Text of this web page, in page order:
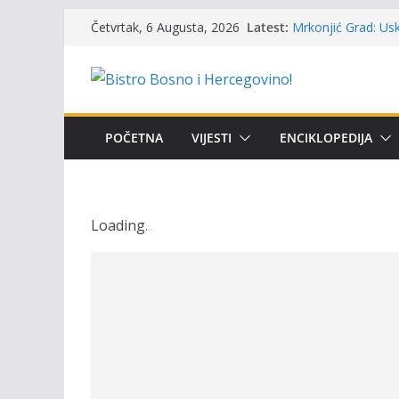
content
Četvrtak, 6 Augusta, 2026 Latest: Mrkonjić Grad:
osvojili prelazni
Masovni pomor
POČETNA VIJESTI ENCIKLOPEDIJA
Loading...